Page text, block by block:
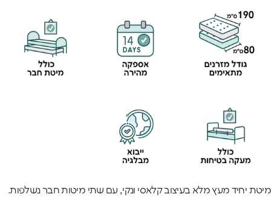
מיטת יחיד מעץ מלא בעיצוב קלאסי ונקי, עם שתי מיטות חבר נשלפות.